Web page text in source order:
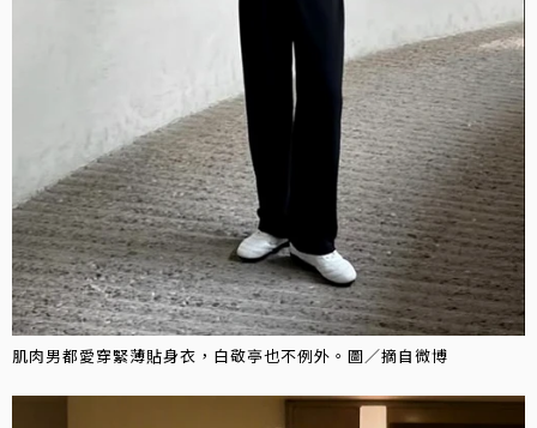
肌肉男都愛穿緊薄貼身衣，白敬亭也不例外。圖／摘自微博